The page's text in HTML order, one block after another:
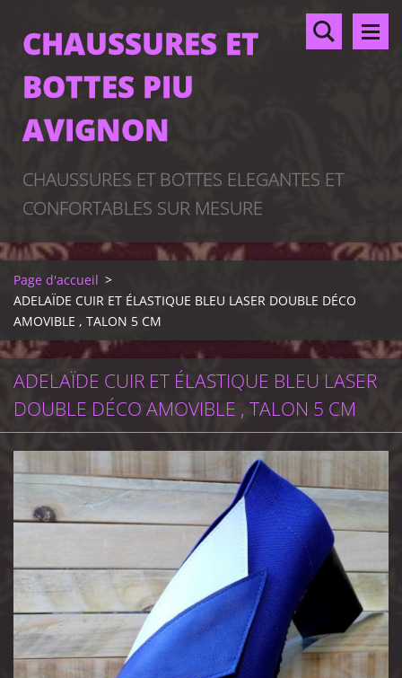
CHAUSSURES ET
BOTTES PIU
AVIGNON
CHAUSSURES ET BOTTES ELEGANTES ET
CONFORTABLES SUR MESURE
Page d'accueil >
ADELAÏDE CUIR ET ÉLASTIQUE BLEU LASER DOUBLE DÉCO
AMOVIBLE , TALON 5 CM
ADELAÏDE CUIR ET ÉLASTIQUE BLEU LASER
DOUBLE DÉCO AMOVIBLE , TALON 5 CM